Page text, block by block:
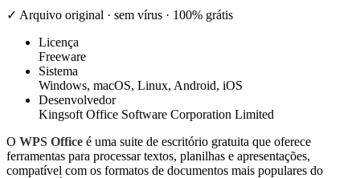
✓ Arquivo original · sem vírus · 100% grátis
Licença
Freeware
Sistema
Windows, macOS, Linux, Android, iOS
Desenvolvedor
Kingsoft Office Software Corporation Limited
O WPS Office é uma suite de escritório gratuita que oferece
ferramentas para processar textos, planilhas e apresentações,
compatível com os formatos de documentos mais populares do